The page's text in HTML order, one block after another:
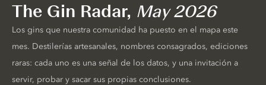
The Gin Radar, May 2026
Los gins que nuestra comunidad ha puesto en el mapa este
mes. Destilerías artesanales, nombres consagrados, ediciones
raras: cada uno es una señal de los datos, y una invitación a
servir, probar y sacar sus propias conclusiones.